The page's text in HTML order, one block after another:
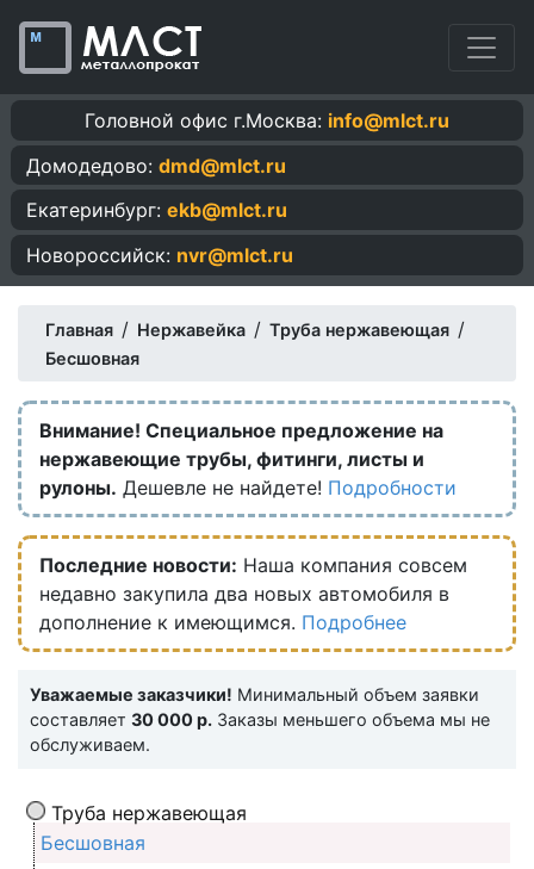
Головной офис г.Москва: info@mlct.ru
Домодедово: dmd@mlct.ru
Екатеринбург: ekb@mlct.ru
Новороссийск: nvr@mlct.ru
Главная / Нержавейка / Труба нержавеющая /
Бесшовная
Внимание! Специальное предложение на
нержавеющие трубы, фитинги, листы и
рулоны. Дешевле не найдете! Подробности
Последние новости: Наша компания совсем
недавно закупила два новых автомобиля в
дополнение к имеющимся. Подробнее
Уважаемые заказчики! Минимальный объем заявки
составляет 30 000 р. Заказы меньшего объема мы не
обслуживаем.
Труба нержавеющая
Бесшовная